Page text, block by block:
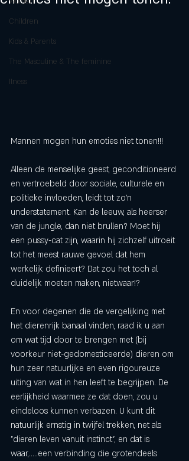
Children
Kids & Parents
The Masculine & The feminine
Ilness
Mannen mogen hun emoties niet tonen!!!
Alleen de menselijke geest, geconditioneerd
en vertroebeld door sociale, culturele en
politieke invloeden, leidt tot zo'n
understatement. Kan de leeuw, als heerser
van de jungle, dan niet brullen? Moet hij
een pussy-cat zijn, waarin hij zichzelf uitroeit
tot het meest rauwe gevoel dat hem
werkelijk definieert? Dat zou het toch al
duidelijk moeten maken, nietwaar!?
En voor degenen die de vergelijking met
het dierenrijk banaal vinden, raad ik u aan
om wat tijd door te brengen met (bij
voorkeur niet-gedomesticeerde) dieren om
hun zeer natuurlijke en even rigoureuze
uiting van wat in hen leeft te begrijpen. De
eerlijkheid waarmee ze dat doen, zou u
eindeloos kunnen verbazen. U kunt dit
natuurlijk ernstig in twijfel trekken, net als
"dieren leven vanuit instinct", en dat is
waar,.....een verbinding die grotendeels